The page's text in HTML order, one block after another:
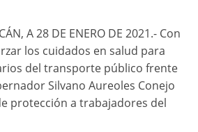
A 28 DE ENERO DE 2021.- Con
los cuidados en salud para
del transporte público frente
Silvano Aureoles Conejo
protección a trabajadores del